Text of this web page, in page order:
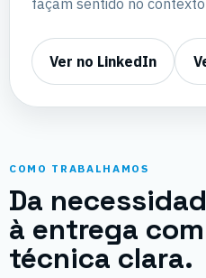
façam sentido no
Ver no LinkedIn
COMO TRABALHAMOS
Da
à entrega
técnica clara.